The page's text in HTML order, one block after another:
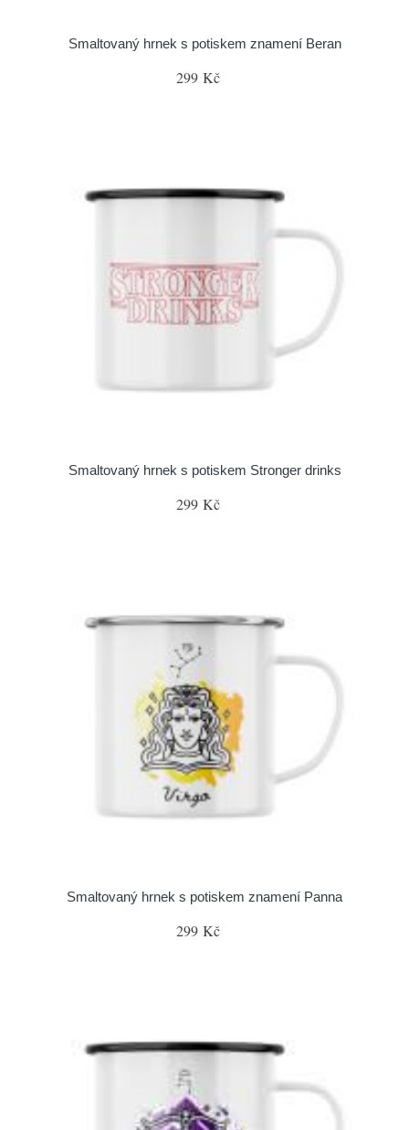
Smaltovaný hrnek s potiskem znamení Beran
299 Kč
Smaltovaný hrnek s potiskem Stronger drinks
299 Kč
Smaltovaný hrnek s potiskem znamení Panna
299 Kč